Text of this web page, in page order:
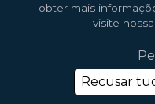
obter mais
visite
Recusar
2026 Copyright © GL